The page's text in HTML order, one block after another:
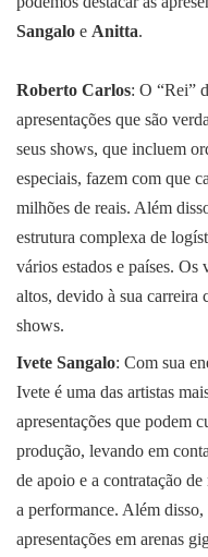
Sangalo e Anitta.
Roberto Carlos: O “Rei”
apresentações que são
seus shows, que incluem
especiais, fazem com que
milhões de reais. Além
estrutura complexa de
vários estados e países. Os
altos, devido à sua carreira
shows.
Ivete Sangalo: Com sua
Ivete é uma das artistas
apresentações que podem
produção, levando em
de apoio e a contratação
a performance. Além
apresentações em arenas